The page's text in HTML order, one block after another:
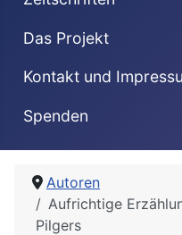
Das Projekt
Kontakt und
Spenden
Autoren
Aufrichtige
Pilgers